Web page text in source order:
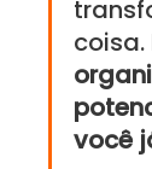
coisa.
você